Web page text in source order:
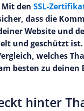
den SSL-
dass die
Website und
und geschützt
welches
besten zu deinen
hinter